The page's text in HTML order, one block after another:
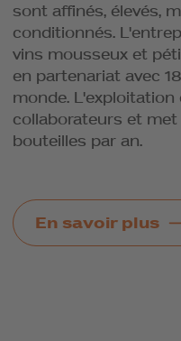
sont affinés, élevés,
conditionnés.
vins mousseux et
en partenariat avec
monde.
collaborateurs et
bouteilles par an.
En savoir plus